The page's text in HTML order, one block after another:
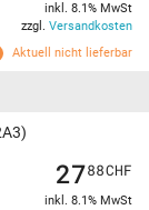
Aktuell nicht lieferbar
inkl. 8.1% MwSt
zzgl. Versandkosten
2788CHF
inkl. 8.1% MwSt